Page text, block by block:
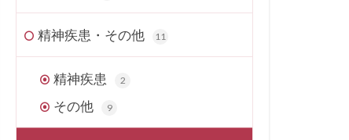
精神疾患・その他 11
精神疾患 2
その他 9